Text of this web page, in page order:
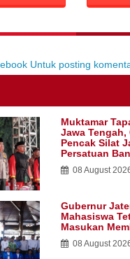
Untuk posting
Muktamar
Jawa
Pencak Silat
Persatuan
08 August
Gubernur
Mahasiswa
Masukan
08 August